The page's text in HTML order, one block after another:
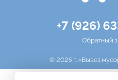
+7 (926)
Обратный
© 2025 г. «Вывоз